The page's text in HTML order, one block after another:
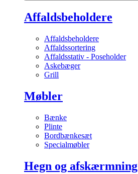
Affaldsbeholdere
Affaldsbeholdere
Affaldssortering
Affaldsstativ - Poseholder
Askebæger
Grill
Møbler
Bænke
Plinte
Bordbænkesæt
Specialmøbler
Hegn og afskærmning